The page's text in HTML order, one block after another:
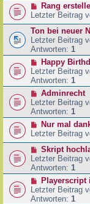
Rang
Letzter Beitrag
Ton bei neuer
Letzter Beitrag
Antworten: 1
Happy
Letzter Beitrag
Antworten: 1
Adminrecht
Letzter Beitrag
Antworten: 1
Nur mal
Letzter Beitrag
Skript
Letzter Beitrag
Antworten: 1
Playerscript
Letzter Beitrag
Antworten: 1